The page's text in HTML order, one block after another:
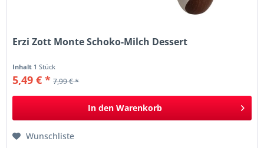
Erzi Zott Monte Schoko-Milch Dessert
Inhalt 1 Stück
5,49 € * 7,99 € *
In den Warenkorb
Wunschliste